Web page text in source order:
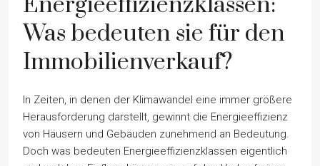
Was bedeuten sie für den
Immobilienverkauf?
In Zeiten, in denen der Klimawandel eine immer größere
Herausforderung darstellt, gewinnt die Energieeffizienz
von Häusern und Gebäuden zunehmend an Bedeutung.
Doch was bedeuten Energieeffizienzklassen eigentlich